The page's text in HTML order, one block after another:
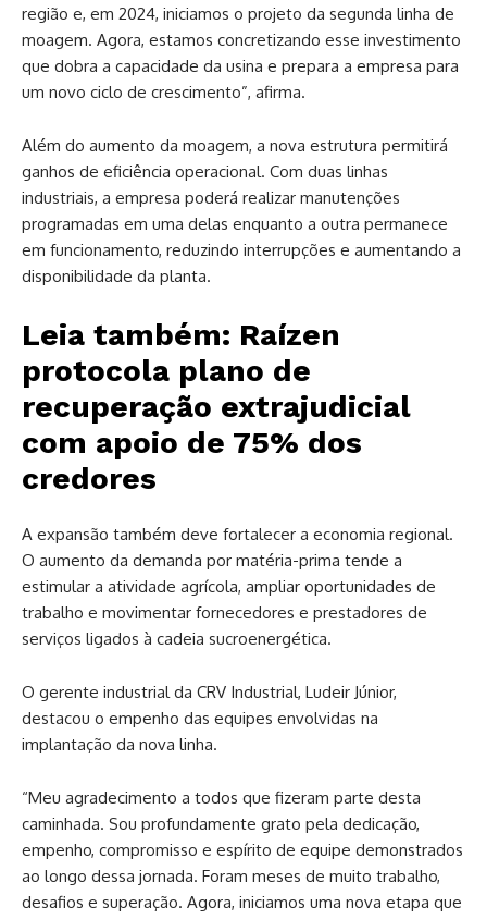
região e, em 2024, iniciamos o projeto da segunda linha de
moagem. Agora, estamos concretizando esse investimento
que dobra a capacidade da usina e prepara a empresa para
um novo ciclo de crescimento”, afirma.
Além do aumento da moagem, a nova estrutura permitirá
ganhos de eficiência operacional. Com duas linhas
industriais, a empresa poderá realizar manutenções
programadas em uma delas enquanto a outra permanece
em funcionamento, reduzindo interrupções e aumentando a
disponibilidade da planta.
Leia também: Raízen
protocola plano de
recuperação extrajudicial
com apoio de 75% dos
credores
A expansão também deve fortalecer a economia regional.
O aumento da demanda por matéria-prima tende a
estimular a atividade agrícola, ampliar oportunidades de
trabalho e movimentar fornecedores e prestadores de
serviços ligados à cadeia sucroenergética.
O gerente industrial da CRV Industrial, Ludeir Júnior,
destacou o empenho das equipes envolvidas na
implantação da nova linha.
“Meu agradecimento a todos que fizeram parte desta
caminhada. Sou profundamente grato pela dedicação,
empenho, compromisso e espírito de equipe demonstrados
ao longo dessa jornada. Foram meses de muito trabalho,
desafios e superação. Agora, iniciamos uma nova etapa que